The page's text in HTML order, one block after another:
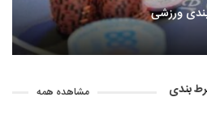
ورزشی
بندی مشاهده همه